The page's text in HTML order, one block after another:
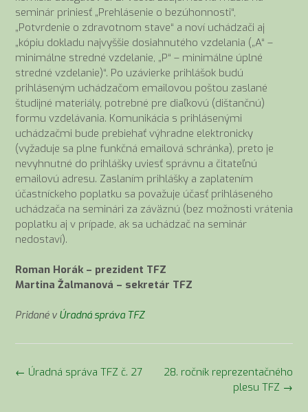
seminár priniesť „Prehlásenie o bezúhonnosti“,
„Potvrdenie o zdravotnom stave“ a noví uchádzači aj
„kópiu dokladu najvyššie dosiahnutého vzdelania („A“ –
minimálne stredné vzdelanie, „P“ – minimálne úplné
stredné vzdelanie)“. Po uzávierke prihlášok budú
prihláseným uchádzačom emailovou poštou zaslané
študijné materiály, potrebné pre diaľkovú (dištančnú)
formu vzdelávania. Komunikácia s prihlásenými
uchádzačmi bude prebiehať výhradne elektronicky
(vyžaduje sa plne funkčná emailová schránka), preto je
nevyhnutné do prihlášky uviesť správnu a čitateľnú
emailovú adresu. Zaslaním prihlášky a zaplatením
účastníckeho poplatku sa považuje účasť prihláseného
uchádzača na seminári za záväznú (bez možnosti vrátenia
poplatku aj v prípade, ak sa uchádzač na seminár
nedostaví).
Roman Horák – prezident TFZ
Martina Žalmanová – sekretár TFZ
Pridané v Úradná správa TFZ
Navigácia
28. ročník reprezentačného
plesu TFZ →
← Úradná správa TFZ č. 27